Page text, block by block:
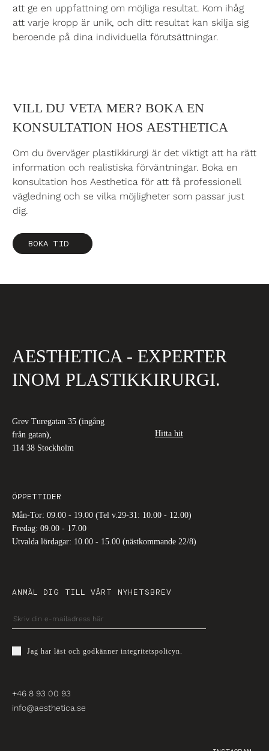
att ge en uppfattning om möjliga resultat. Kom ihåg
att varje kropp är unik, och ditt resultat kan skilja sig
beroende på dina individuella förutsättningar.
VILL DU VETA MER? BOKA EN
KONSULTATION HOS AESTHETICA
Om du överväger plastikkirurgi är det viktigt att ha rätt
information och realistiska förväntningar. Boka en
konsultation hos Aesthetica för att få professionell
vägledning och se vilka möjligheter som passar just
dig.
BOKA TID
AESTHETICA - EXPERTER
INOM PLASTIKKIRURGI.
Grev Turegatan 35 (ingång
från gatan),
114 38 Stockholm
Hitta hit
ÖPPETTIDER
Mån-Tor: 09.00 - 19.00 (Tel v.29-31: 10.00 - 12.00)
Fredag: 09.00 - 17.00
Utvalda lördagar: 10.00 - 15.00 (nästkommande 22/8)
ANMÄL DIG TILL VÅRT NYHETSBREV
Jag har läst och godkänner integritetspolicyn.
+46 8 93 00 93
info@aesthetica.se